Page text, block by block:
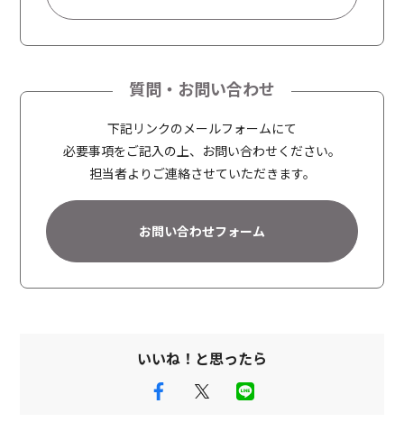
e
v
e
質問・お問い合わせ
下記リンクのメールフォームにて
必要事項をご記入の上、お問い合わせください。
担当者よりご連絡させていただきます。
お問い合わせフォーム
いいね！と思ったら